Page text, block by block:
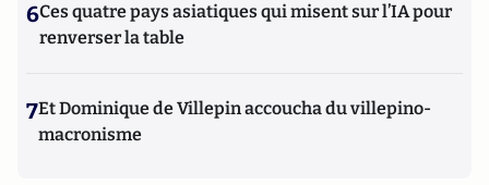
6Ces quatre pays asiatiques qui misent sur l’IA pour
renverser la table
7Et Dominique de Villepin accoucha du villepino-
macronisme